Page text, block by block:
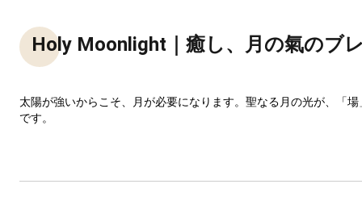
Holy Moonlight｜癒し、月の氣のブ
太陽が強いからこそ、月が必要になります。聖なる月の光が、「
です。